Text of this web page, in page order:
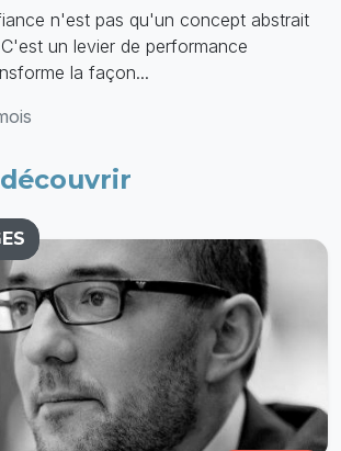
n'est pas qu'un concept abstrait
un levier de performance
la façon...